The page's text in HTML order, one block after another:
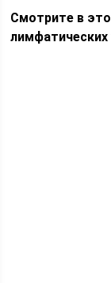
Смотрите в
лимфатических